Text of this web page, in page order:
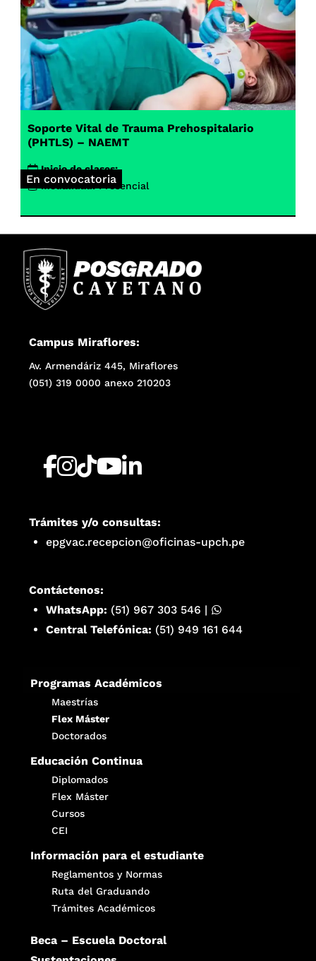
En convocatoria
Soporte Vital de Trauma Prehospitalario
(PHTLS) – NAEMT
Inicio de clases:
Modalidad: Presencial
Campus Miraflores:
Av. Armendáriz 445, Miraflores
(051) 319 0000 anexo 210203
Trámites y/o consultas:
epgvac.recepcion@oficinas-upch.pe
Contáctenos:
WhatsApp: (51) 967 303 546 |
Central Telefónica: (51) 949 161 644
Programas Académicos
Maestrías
Flex Máster
Doctorados
Educación Continua
Diplomados
Flex Máster
Cursos
CEI
Información para el estudiante
Reglamentos y Normas
Ruta del Graduando
Trámites Académicos
Beca – Escuela Doctoral